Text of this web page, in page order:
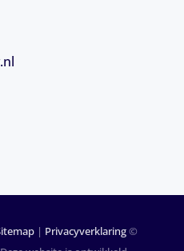
| Privacyverklaring©